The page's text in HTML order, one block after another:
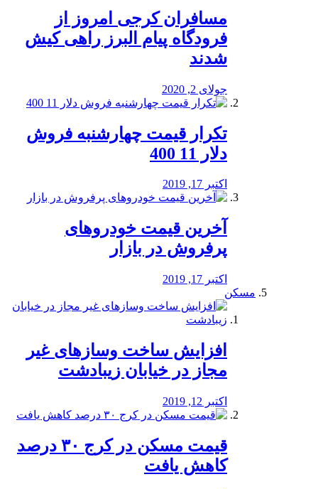
مسافران کرجی امروز از
فرودگاه پیام البرز راهی کیش
شدند
جولای 2, 2020
تکرار قیمت چهارشنبه فروش
دلار 11 400
اکتبر 17, 2019
آخرین قیمت خودرو‌های
پرفروش در بازار
اکتبر 17, 2019
مسکن
افزایش ساخت وسازهای غیر
مجاز در خیابان زیبادشت
اکتبر 12, 2019
️قیمت مسکن در کرج ۳۰ درصد
کاهش یافت